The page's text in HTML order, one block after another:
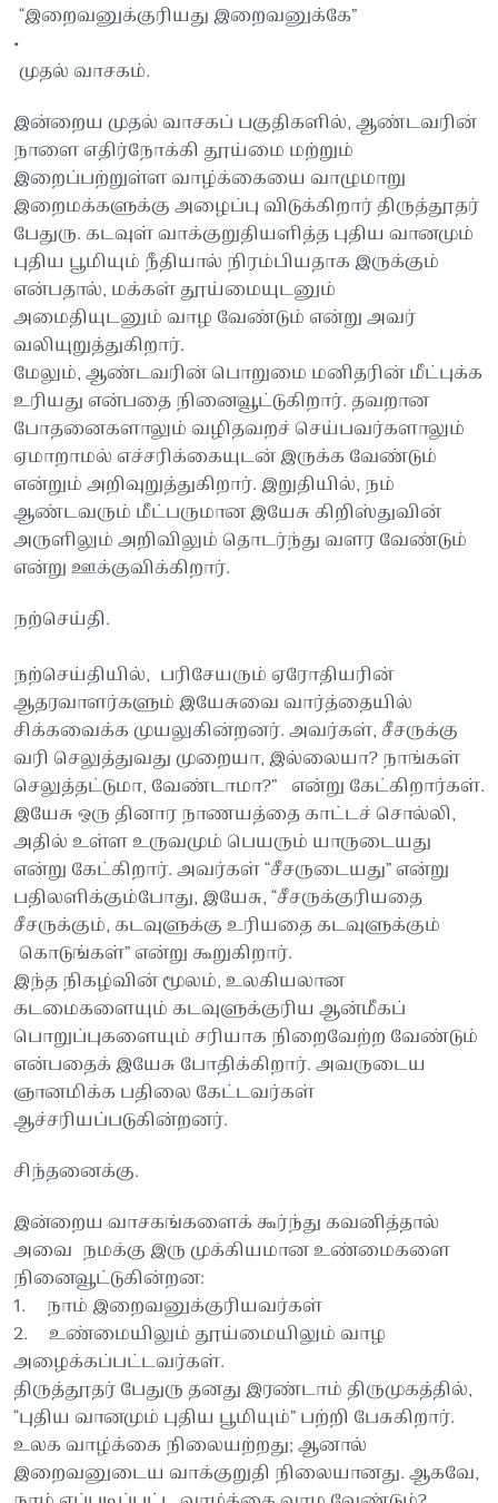
“இறைவனுக்குரியது இறைவனுக்கே”
•
முதல் வாசகம்.
இன்றைய முதல் வாசகப் பகுதிகளில், ஆண்டவரின்
நாளை எதிர்நோக்கி தூய்மை மற்றும்
இறைப்பற்றுள்ள வாழ்க்கையை வாழுமாறு
இறைமக்களுக்கு அழைப்பு விடுக்கிறார் திருத்தூதர்
பேதுரு. கடவுள் வாக்குறுதியளித்த புதிய வானமும்
புதிய பூமியும் நீதியால் நிரம்பியதாக இருக்கும்
என்பதால், மக்கள் தூய்மையுடனும்
அமைதியுடனும் வாழ வேண்டும் என்று அவர்
வலியுறுத்துகிறார்.
மேலும், ஆண்டவரின் பொறுமை மனிதரின் மீட்புக்க
உரியது என்பதை நினைவூட்டுகிறார். தவறான
போதனைகளாலும் வழிதவறச் செய்பவர்களாலும்
ஏமாறாமல் எச்சரிக்கையுடன் இருக்க வேண்டும்
என்றும் அறிவுறுத்துகிறார். இறுதியில், நம்
ஆண்டவரும் மீட்பருமான இயேசு கிறிஸ்துவின்
அருளிலும் அறிவிலும் தொடர்ந்து வளர வேண்டும்
என்று ஊக்குவிக்கிறார்.
நற்செய்தி.
நற்செய்தியில், பரிசேயரும் ஏரோதியரின்
ஆதரவாளர்களும் இயேசுவை வார்த்தையில்
சிக்கவைக்க முயலுகின்றனர். அவர்கள், சீசருக்கு
வரி செலுத்துவது முறையா, இல்லையா? நாங்கள்
செலுத்தட்டுமா, வேண்டாமா?” என்று கேட்கிறார்கள்.
இயேசு ஒரு தினார நாணயத்தை காட்டச் சொல்லி,
அதில் உள்ள உருவமும் பெயரும் யாருடையது
என்று கேட்கிறார். அவர்கள் “சீசருடையது” என்று
பதிலளிக்கும்போது, இயேசு, “சீசருக்குரியதை
சீசருக்கும், கடவுளுக்கு உரியதை கடவுளுக்கும்
கொடுங்கள்” என்று கூறுகிறார்.
இந்த நிகழ்வின் மூலம், உலகியலான
கடமைகளையும் கடவுளுக்குரிய ஆன்மீகப்
பொறுப்புகளையும் சரியாக நிறைவேற்ற வேண்டும்
என்பதைக் இயேசு போதிக்கிறார். அவருடைய
ஞானமிக்க பதிலை கேட்டவர்கள்
ஆச்சரியப்படுகின்றனர்.
சிந்தனைக்கு.
இன்றைய வாசகங்களைக் கூர்ந்து கவனித்தால்
அவை நமக்கு இரு முக்கியமான உண்மைகளை
நினைவூட்டுகின்றன:
1. நாம் இறைவனுக்குரியவர்கள்
2. உண்மையிலும் தூய்மையிலும் வாழ
அழைக்கப்பட்டவர்கள்.
திருத்தூதர் பேதுரு தனது இரண்டாம் திருமுகத்தில்,
“புதிய வானமும் புதிய பூமியும்” பற்றி பேசுகிறார்.
உலக வாழ்க்கை நிலையற்றது; ஆனால்
இறைவனுடைய வாக்குறுதி நிலையானது. ஆகவே,